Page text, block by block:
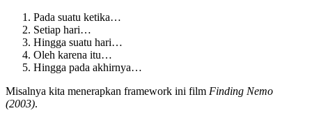
Pada suatu ketika…
Setiap hari…
Hingga suatu hari…
Oleh karena itu…
Hingga pada akhirnya…
Misalnya kita menerapkan framework ini film Finding Nemo
(2003).